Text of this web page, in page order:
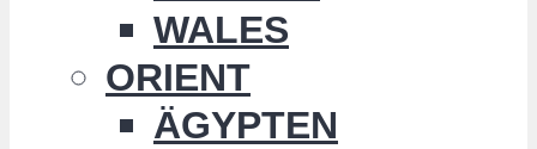
WALES
ORIENT
ÄGYPTEN